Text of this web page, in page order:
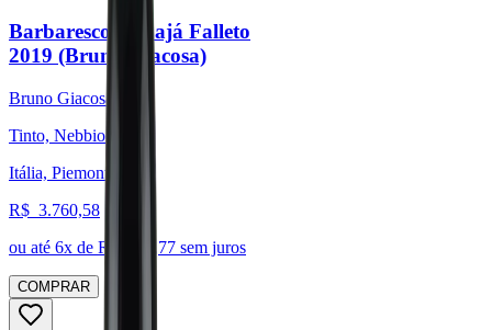
Barbaresco Rabajá Falleto
2019 (Bruno Giacosa)
Bruno Giacosa
Tinto, Nebbiolo
Itália, Piemonte
R$ 3.760,58
ou até 6x de R$ 626,77 sem juros
COMPRAR